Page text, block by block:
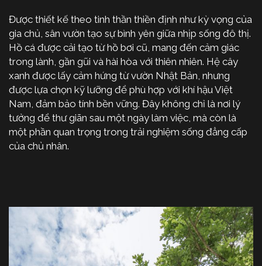
Được thiết kế theo tinh thần thiền định như kỳ vọng của
gia chủ, sân vườn tạo sự bình yên giữa nhịp sống đô thị.
Hồ cá được cải tạo từ hồ bơi cũ, mang đến cảm giác
trong lành, gần gũi và hài hòa với thiên nhiên. Hệ cây
xanh được lấy cảm hứng từ vườn Nhật Bản, nhưng
được lựa chọn kỹ lưỡng để phù hợp với khí hậu Việt
Nam, đảm bảo tính bền vững. Đây không chỉ là nơi lý
tưởng để thư giãn sau một ngày làm việc, mà còn là
một phần quan trọng trong trải nghiệm sống đẳng cấp
của chủ nhân.